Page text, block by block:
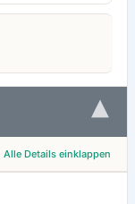
▾
Alle Details einklappen